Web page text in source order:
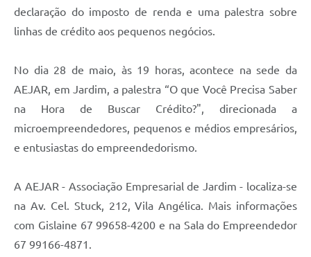
declaração do imposto de renda e uma palestra sobre
linhas de crédito aos pequenos negócios.
No dia 28 de maio, às 19 horas, acontece na sede da
AEJAR, em Jardim, a palestra “O que Você Precisa Saber
na Hora de Buscar Crédito?", direcionada a
microempreendedores, pequenos e médios empresários,
e entusiastas do empreendedorismo.
A AEJAR - Associação Empresarial de Jardim - localiza-se
na Av. Cel. Stuck, 212, Vila Angélica. Mais informações
com Gislaine 67 99658-4200 e na Sala do Empreendedor
67 99166-4871.